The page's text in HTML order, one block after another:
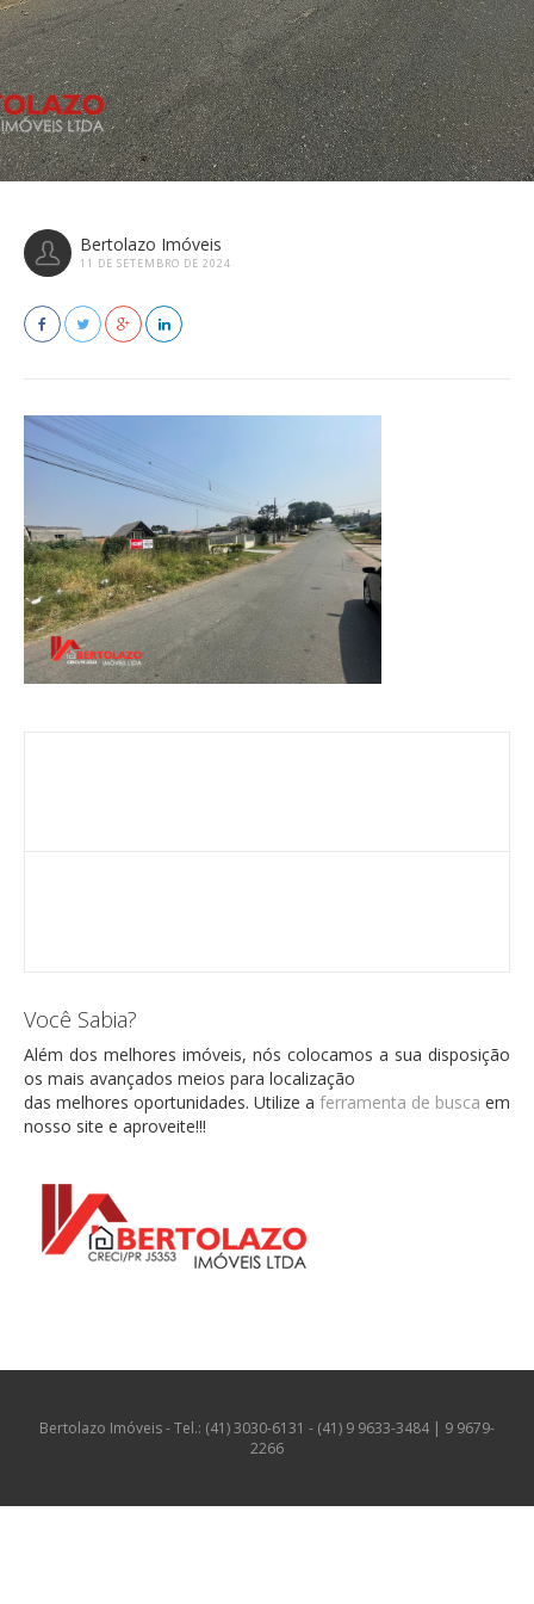
Bertolazo Imóveis
11 DE SETEMBRO DE 2024
Você Sabia?
Além dos melhores imóveis, nós colocamos a sua disposição
os mais avançados meios para localização
das melhores oportunidades. Utilize a ferramenta de busca em
nosso site e aproveite!!!
Bertolazo Imóveis - Tel.: (41) 3030-6131 - (41) 9 9633-3484 | 9 9679-
2266